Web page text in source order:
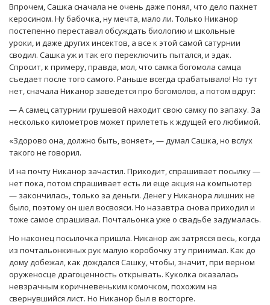
Впрочем, Сашка сначала не очень даже понял, что дело пахнет
керосином. Ну бабочка, ну мечта, мало ли. Только Никанор
постепенно переставал обсуждать биологию и школьные
уроки, и даже других инсектов, а все к этой самой сатурнии
сводил. Сашка уж и так его переключить пытался, и эдак.
Спросит, к примеру, правда, мол, что самка богомола самца
съедает после того самого. Раньше всегда срабатывало! Но тут
нет, сначала Никанор заведется про богомолов, а потом вдруг:
— А самец сатурнии грушевой находит свою самку по запаху. За
несколько километров может прилететь к ждущей его любимой.
«Здорово она, должно быть, воняет», — думал Сашка, но вслух
такого не говорил.
И на почту Никанор зачастил. Приходит, спрашивает посылку —
нет пока, потом спрашивает есть ли еще акция на компьютер
— закончилась, только за деньги. Денег у Никанора лишних не
было, поэтому он шел восвояси. Но назавтра снова приходил и
тоже самое спрашивал. Почтальонка уже о свадьбе задумалась.
Но наконец посылочка пришла. Никанор аж затрясся весь, когда
из почтальонкиных рук малую коробочку эту принимал. Как до
дому добежал, как дождался Сашку, чтобы, значит, при верном
оруженосце драгоценность открывать. Куколка оказалась
невзрачным коричневеньким комочком, похожим на
свернувшийся лист. Но Никанор был в восторге.